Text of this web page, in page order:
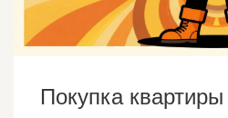
Покупка